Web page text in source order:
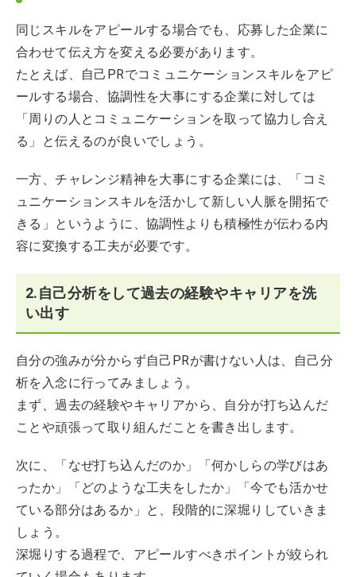
同じスキルをアピールする場合でも、応募した企業に
合わせて伝え方を変える必要があります。
たとえば、自己PRでコミュニケーションスキルをアピ
ールする場合、協調性を大事にする企業に対しては
「周りの人とコミュニケーションを取って協力し合え
る」と伝えるのが良いでしょう。
一方、チャレンジ精神を大事にする企業には、「コミ
ュニケーションスキルを活かして新しい人脈を開拓で
きる」というように、協調性よりも積極性が伝わる内
容に変換する工夫が必要です。
2.自己分析をして過去の経験やキャリアを洗
い出す
自分の強みが分からず自己PRが書けない人は、自己分
析を入念に行ってみましょう。
まず、過去の経験やキャリアから、自分が打ち込んだ
ことや頑張って取り組んだことを書き出します。
次に、「なぜ打ち込んだのか」「何かしらの学びはあ
ったか」「どのような工夫をしたか」「今でも活かせ
ている部分はあるか」と、段階的に深堀りしていきま
しょう。
深堀りする過程で、アピールすべきポイントが絞られ